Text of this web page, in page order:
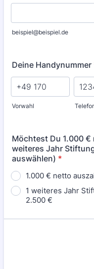
beispiel@beispiel.de
Deine Handynummer
Vorwahl
Möchtest Du 1.000
weiteres Jahr
auswählen) *
1.000 € netto
1 weiteres Jahr
2.500 €